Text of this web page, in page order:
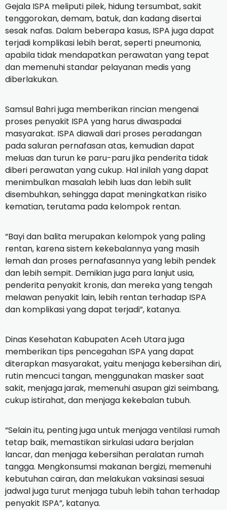
Gejala ISPA meliputi pilek, hidung tersumbat, sakit
tenggorokan, demam, batuk, dan kadang disertai
sesak nafas. Dalam beberapa kasus, ISPA juga dapat
terjadi komplikasi lebih berat, seperti pneumonia,
apabila tidak mendapatkan perawatan yang tepat
dan memenuhi standar pelayanan medis yang
diberlakukan.
Samsul Bahri juga memberikan rincian mengenai
proses penyakit ISPA yang harus diwaspadai
masyarakat. ISPA diawali dari proses peradangan
pada saluran pernafasan atas, kemudian dapat
meluas dan turun ke paru-paru jika penderita tidak
diberi perawatan yang cukup. Hal inilah yang dapat
menimbulkan masalah lebih luas dan lebih sulit
disembuhkan, sehingga dapat meningkatkan risiko
kematian, terutama pada kelompok rentan.
“Bayi dan balita merupakan kelompok yang paling
rentan, karena sistem kekebalannya yang masih
lemah dan proses pernafasannya yang lebih pendek
dan lebih sempit. Demikian juga para lanjut usia,
penderita penyakit kronis, dan mereka yang tengah
melawan penyakit lain, lebih rentan terhadap ISPA
dan komplikasi yang dapat terjadi”, katanya.
Dinas Kesehatan Kabupaten Aceh Utara juga
memberikan tips pencegahan ISPA yang dapat
diterapkan masyarakat, yaitu menjaga kebersihan diri,
rutin mencuci tangan, menggunakan masker saat
sakit, menjaga jarak, memenuhi asupan gizi seimbang,
cukup istirahat, dan menjaga kekebalan tubuh.
“Selain itu, penting juga untuk menjaga ventilasi rumah
tetap baik, memastikan sirkulasi udara berjalan
lancar, dan menjaga kebersihan peralatan rumah
tangga. Mengkonsumsi makanan bergizi, memenuhi
kebutuhan cairan, dan melakukan vaksinasi sesuai
jadwal juga turut menjaga tubuh lebih tahan terhadap
penyakit ISPA”, katanya.